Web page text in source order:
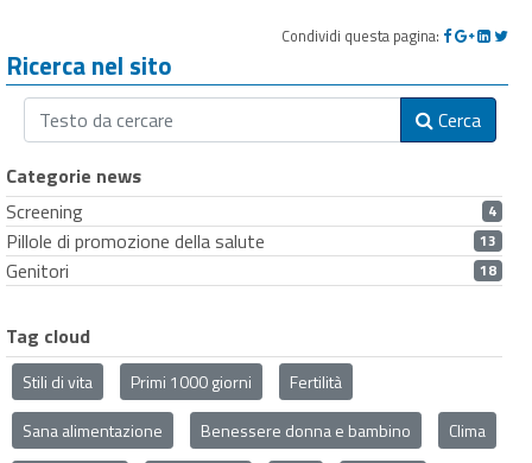
Condividi questa pagina:
Ricerca nel sito
Cerca
Categorie news
Screening
4
Pillole di promozione della salute 13
Genitori 18
Tag cloud
Stili di vita Primi 1000 giorni
Fertilità
Sana alimentazione
Benessere donna e bambino
Clima